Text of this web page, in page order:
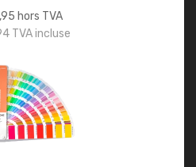
hors TVA
TVA incluse